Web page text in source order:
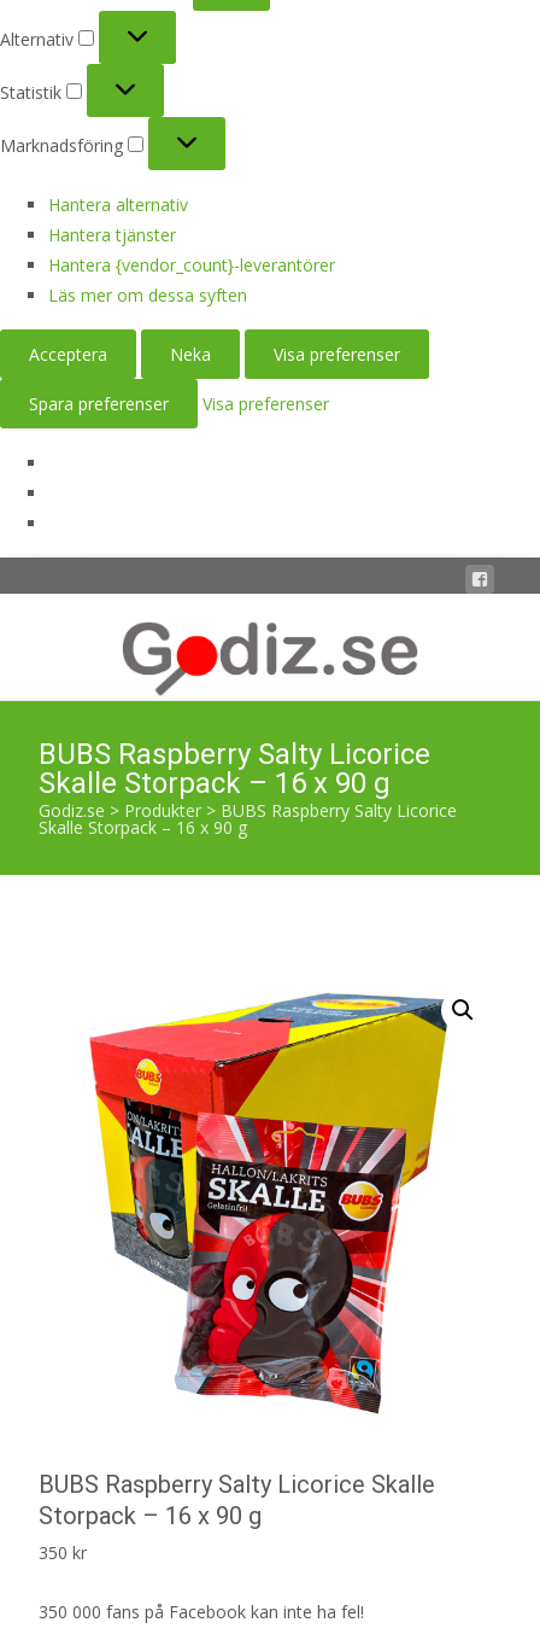
Alternativ
Statistik
Marknadsföring
Hantera alternativ
Hantera tjänster
Hantera {vendor_count}-leverantörer
Läs mer om dessa syften
Acceptera Neka Visa preferenser
Spara preferenser Visa preferenser
BUBS Raspberry Salty Licorice
Skalle Storpack – 16 x 90 g
Godiz.se > Produkter > BUBS Raspberry Salty Licorice
Skalle Storpack – 16 x 90 g
BUBS Raspberry Salty Licorice Skalle
Storpack – 16 x 90 g
350 kr
350 000 fans på Facebook kan inte ha fel!